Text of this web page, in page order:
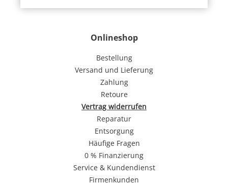
Onlineshop
Bestellung
Versand und Lieferung
Zahlung
Retoure
Vertrag widerrufen
Reparatur
Entsorgung
Häufige Fragen
0 % Finanzierung
Service & Kundendienst
Firmenkunden